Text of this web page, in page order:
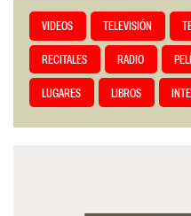
VIDEOS TELEVISIÓN
RECITALES RADIO
LUGARES LIBROS